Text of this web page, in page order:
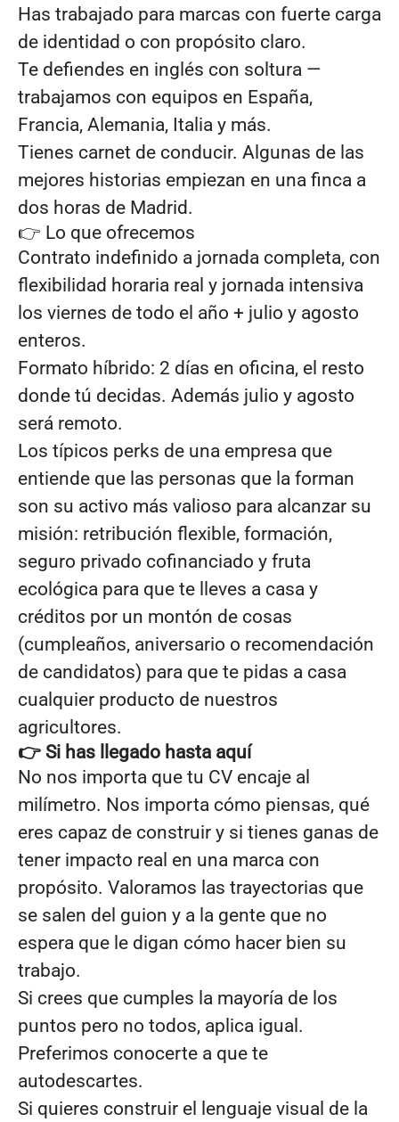
Has trabajado para marcas con fuerte carga
de identidad o con propósito claro.
Te defiendes en inglés con soltura —
trabajamos con equipos en España,
Francia, Alemania, Italia y más.
Tienes carnet de conducir. Algunas de las
mejores historias empiezan en una finca a
dos horas de Madrid.
👉 Lo que ofrecemos
Contrato indefinido a jornada completa, con
flexibilidad horaria real y jornada intensiva
los viernes de todo el año + julio y agosto
enteros.
Formato híbrido: 2 días en oficina, el resto
donde tú decidas. Además julio y agosto
será remoto.
Los típicos perks de una empresa que
entiende que las personas que la forman
son su activo más valioso para alcanzar su
misión: retribución flexible, formación,
seguro privado cofinanciado y fruta
ecológica para que te lleves a casa y
créditos por un montón de cosas
(cumpleaños, aniversario o recomendación
de candidatos) para que te pidas a casa
cualquier producto de nuestros
agricultores.
👉 Si has llegado hasta aquí
No nos importa que tu CV encaje al
milímetro. Nos importa cómo piensas, qué
eres capaz de construir y si tienes ganas de
tener impacto real en una marca con
propósito. Valoramos las trayectorias que
se salen del guion y a la gente que no
espera que le digan cómo hacer bien su
trabajo.
Si crees que cumples la mayoría de los
puntos pero no todos, aplica igual.
Preferimos conocerte a que te
autodescartes.
Si quieres construir el lenguaje visual de la